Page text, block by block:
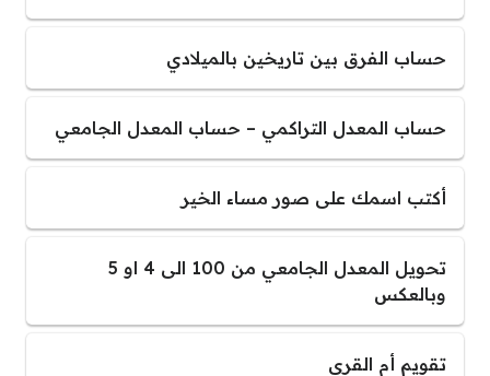
حساب الفرق بين تاريخين بالميلادي
حساب المعدل التراكمي – حساب المعدل الجامعي
أكتب اسمك على صور مساء الخير
تحويل المعدل الجامعي من 100 الى 4 او 5
وبالعكس
تقويم أم القرى